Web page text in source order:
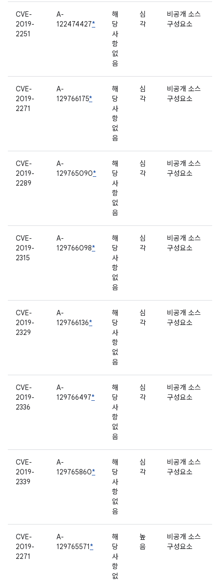
CVE-
2019-
2251
A-
122474427*
해
당
사
항
없
음
심
각
비공개 소스
구성요소
CVE-
2019-
2271
A-
129766175*
해
당
사
항
없
음
심
각
비공개 소스
구성요소
CVE-
2019-
2289
A-
129765090*
해
당
사
항
없
음
심
각
비공개 소스
구성요소
CVE-
2019-
2315
A-
129766098*
해
당
사
항
없
음
심
각
비공개 소스
구성요소
CVE-
2019-
2329
A-
129766136*
해
당
사
항
없
음
심
각
비공개 소스
구성요소
CVE-
2019-
2336
A-
129766497*
해
당
사
항
없
음
심
각
비공개 소스
구성요소
CVE-
2019-
2339
A-
129765860*
해
당
사
항
없
음
심
각
비공개 소스
구성요소
CVE-
2019-
2271
A-
129765571*
해
당
사
항
없
높
음
비공개 소스
구성요소